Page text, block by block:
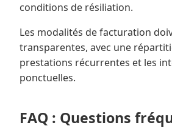
conditions de résiliation.
Les modalités de facturation
transparentes, avec une
prestations récurrentes et les
ponctuelles.
FAQ : Questions